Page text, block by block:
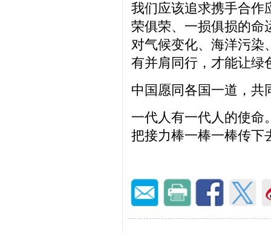
我们应该追求携手合作
荣俱荣、一损俱损的命
对气候变化、海洋污染
有并肩同行，才能让绿
中国愿同各国一道，共
一代人有一代人的使命
把接力棒一棒一棒传下